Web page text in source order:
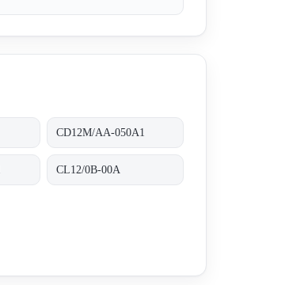
CD12M/AA-050A1
CL12/0B-00A